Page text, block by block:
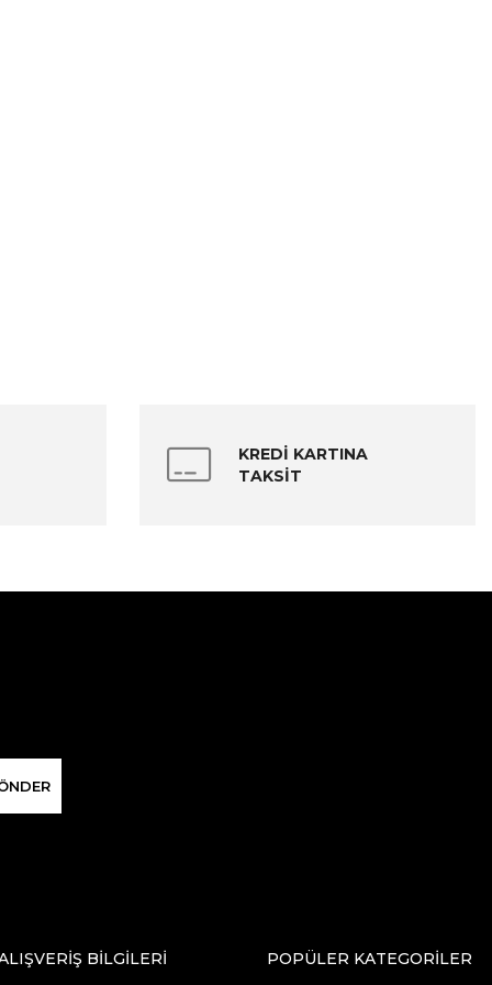
KREDİ KARTINA
TAKSİT
BİLGİLERİ POPÜLER KATEGORİLER